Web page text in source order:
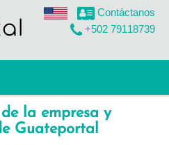
Contáctanos
+502 79118739
la empresa y
Guateportal